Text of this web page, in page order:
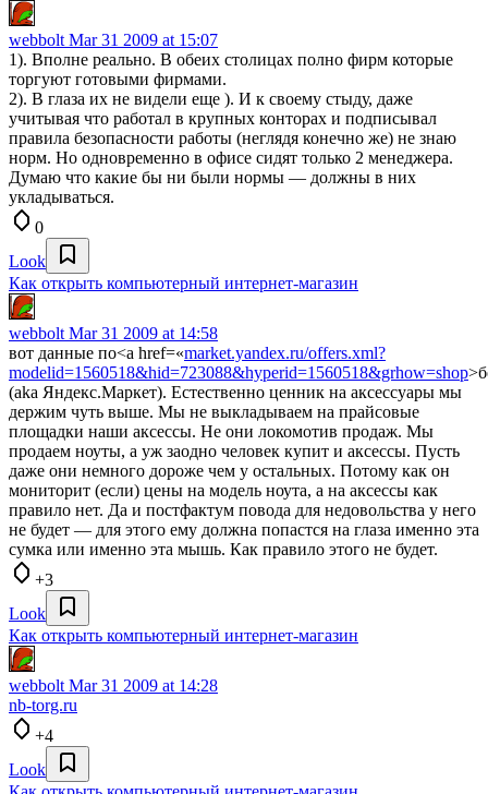
webbolt Mar 31 2009 at 15:07
1). Вполне реально. В обеих столицах полно фирм которые
торгуют готовыми фирмами.
2). В глаза их не видели еще ). И к своему стыду, даже
учитывая что работал в крупных конторах и подписывал
правила безопасности работы (неглядя конечно же) не знаю
норм. Но одновременно в офисе сидят только 2 менеджера.
Думаю что какие бы ни были нормы — должны в них
укладываться.
0
Look
Как открыть компьютерный интернет-магазин
webbolt Mar 31 2009 at 14:58
вот данные по<a href=«market.yandex.ru/offers.xml?
modelid=1560518&hid=723088&hyperid=1560518&grhow=shop
(aka Яндекс.Маркет). Естественно ценник на аксессуары мы
держим чуть выше. Мы не выкладываем на прайсовые
площадки наши аксессы. Не они локомотив продаж. Мы
продаем ноуты, а уж заодно человек купит и аксессы. Пусть
даже они немного дороже чем у остальных. Потому как он
мониторит (если) цены на модель ноута, а на аксессы как
правило нет. Да и постфактум повода для недовольства у него
не будет — для этого ему должна попастся на глаза именно эта
сумка или именно эта мышь. Как правило этого не будет.
+3
Look
Как открыть компьютерный интернет-магазин
webbolt Mar 31 2009 at 14:28
nb-torg.ru
+4
Look